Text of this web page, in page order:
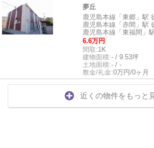
夢丘
鹿児島本線「東郷」駅
鹿児島本線「赤間」駅
鹿児島本線「東福間」
6.6万円
間取:1K
建物面積:- / 9.53坪
土地面積:- / -
敷金/礼金:0万円/0ヶ月
近くの物件をもっと